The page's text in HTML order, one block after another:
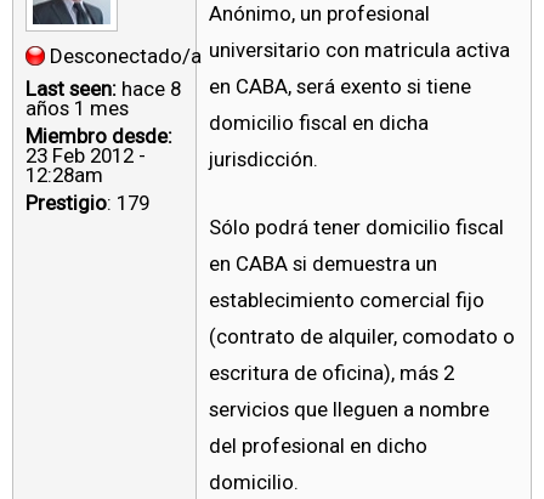
Desconectado/a
Last seen: hace 8
años 1 mes
Miembro desde:
23 Feb 2012 -
12:28am
Prestigio: 179
Anónimo, un profesional
universitario con matricula activa
en CABA, será exento si tiene
domicilio fiscal en dicha
jurisdicción.
Sólo podrá tener domicilio fiscal
en CABA si demuestra un
establecimiento comercial fijo
(contrato de alquiler, comodato o
escritura de oficina), más 2
servicios que lleguen a nombre
del profesional en dicho
domicilio.